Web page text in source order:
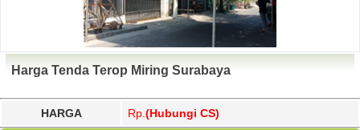
Harga Tenda Terop Miring Surabaya
HARGA Rp. (Hubungi CS)